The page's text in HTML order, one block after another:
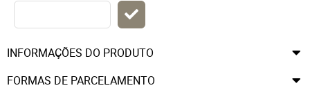
INFORMAÇÕES DO PRODUTO
FORMAS DE PARCELAMENTO